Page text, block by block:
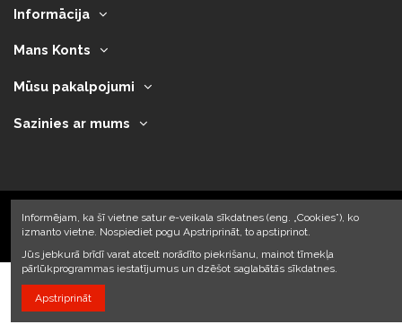
Informācija
Mans Konts
Mūsu pakalpojumi
Sazinies ar mums
2023 © Armando Auto SIA
Informējam, ka šī vietne satur e-veikala sīkdatnes (eng. „Cookies”), ko
izmanto vietne. Nospiediet pogu Apstriprināt, to apstiprinot.
Jūs jebkurā brīdī varat atcelt norādīto piekrišanu, mainot tīmekļa
pārlūkprogrammas iestatījumus un dzēšot saglabātās sīkdatnes.
Apstriprināt